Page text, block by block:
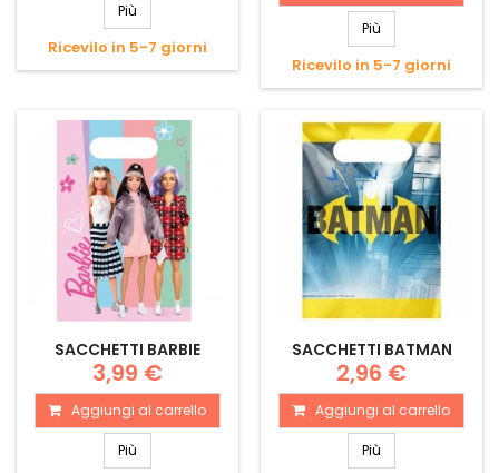
Più
Ricevilo in 5-7 giorni
Più
Ricevilo in 5-7 giorni
SACCHETTI BARBIE
3,99 €
Aggiungi al carrello
Più
SACCHETTI BATMAN
2,96 €
Aggiungi al carrello
Più